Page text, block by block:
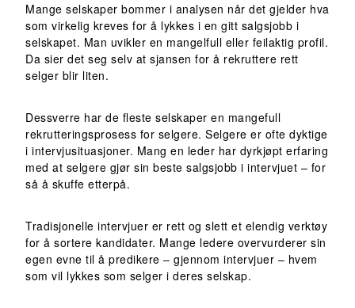
Mange selskaper bommer i analysen når det gjelder hva
som virkelig kreves for å lykkes i en gitt salgsjobb i
selskapet. Man uvikler en mangelfull eller feilaktig profil.
Da sier det seg selv at sjansen for å rekruttere rett
selger blir liten.
Dessverre har de fleste selskaper en mangefull
rekrutteringsprosess for selgere. Selgere er ofte dyktige
i intervjusituasjoner. Mang en leder har dyrkjøpt erfaring
med at selgere gjør sin beste salgsjobb i intervjuet – for
så å skuffe etterpå.
Tradisjonelle intervjuer er rett og slett et elendig verktøy
for å sortere kandidater. Mange ledere overvurderer sin
egen evne til å predikere – gjennom intervjuer – hvem
som vil lykkes som selger i deres selskap.